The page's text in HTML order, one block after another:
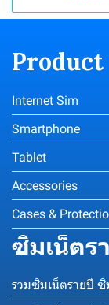
Product
Internet Sim
Smartphone
Tablet
Accessories
Cases &
ซิมเน็ตร
รวมซิมเน็ตรายปี